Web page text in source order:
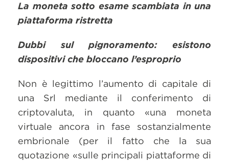
La moneta sotto esame scambiata in una
piattaforma ristretta
Dubbi sul pignoramento: esistono
dispositivi che bloccano l’esproprio
Non è legittimo l’aumento di capitale di
una Srl mediante il conferimento di
criptovaluta, in quanto «una moneta
virtuale ancora in fase sostanzialmente
embrionale (per il fatto che la sua
quotazione «sulle principali piattaforme di